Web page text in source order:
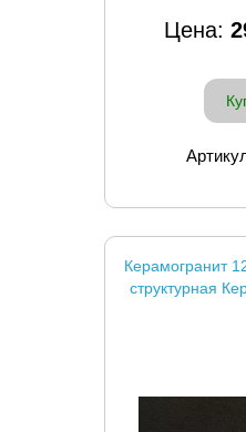
Цена:
Керамогранит
структурная